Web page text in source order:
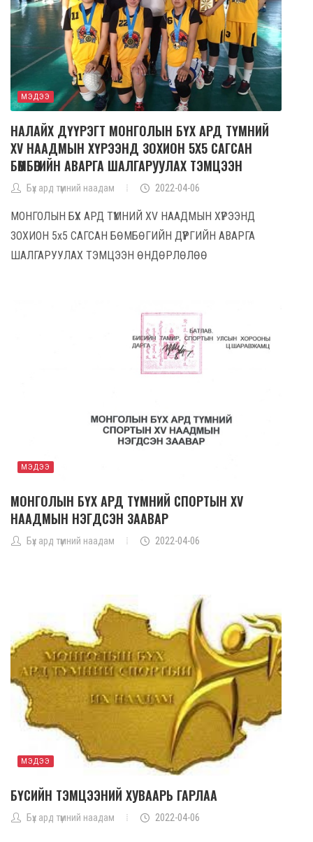
МЭДЭЭ
НАЛАЙХ ДҮҮРЭГТ МОНГОЛЫН БҮХ АРД ТҮМНИЙ
XV НААДМЫН ХҮРЭЭНД ЗОХИОН 5Х5 САГСАН
БӨМБӨГИЙН АВАРГА ШАЛГАРУУЛАХ ТЭМЦЭЭН
Бүх ард түмний наадам 2022-04-06
МОНГОЛЫН БҮХ АРД ТҮМНИЙ XV НААДМЫН ХҮРЭЭНД
ЗОХИОН 5х5 САГСАН БӨМБӨГИЙН ДҮҮРГИЙН АВАРГА
ШАЛГАРУУЛАХ ТЭМЦЭЭН ӨНДӨРЛӨЛӨӨ
МЭДЭЭ
МОНГОЛЫН БҮХ АРД ТҮМНИЙ СПОРТЫН XV
НААДМЫН НЭГДСЭН ЗААВАР
Бүх ард түмний наадам 2022-04-06
МЭДЭЭ
БҮСИЙН ТЭМЦЭЭНИЙ ХУВААРЬ ГАРЛАА
Бүх ард түмний наадам 2022-04-06